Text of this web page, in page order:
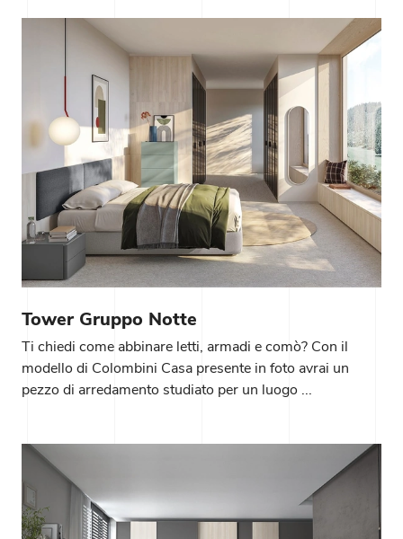
Tower Gruppo Notte
Ti chiedi come abbinare letti, armadi e comò? Con il
modello di Colombini Casa presente in foto avrai un
pezzo di arredamento studiato per un luogo ...